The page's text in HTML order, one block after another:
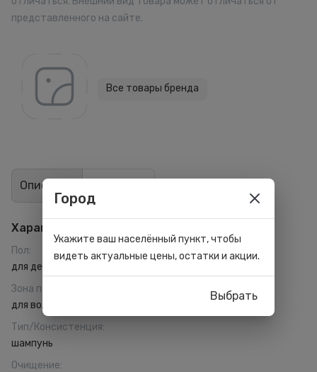
представленного на сайте.
Все товары бренда
Описание
Характеристики
Пол:
для детей
Зона применения
для волос
Тип/Консистенция:
шампунь
Очищение:
Город
Укажите ваш населённый пункт, чтобы
видеть актуальные цены, остатки и акции.
Выбрать